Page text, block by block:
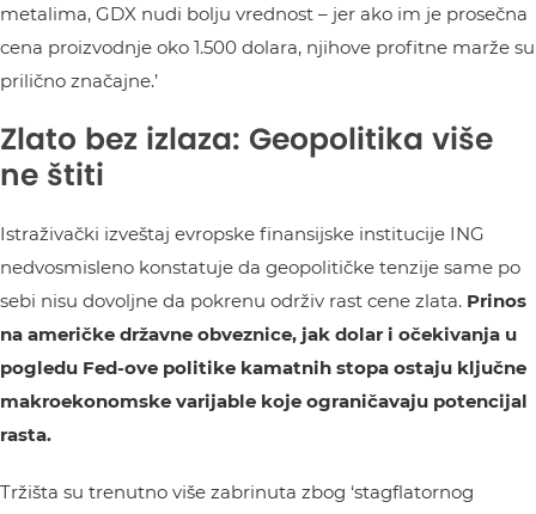
metalima, GDX nudi bolju vrednost – jer ako im je prosečna
cena proizvodnje oko 1.500 dolara, njihove profitne marže su
prilično značajne.’
Zlato bez izlaza: Geopolitika više
ne štiti
Istraživački izveštaj evropske finansijske institucije ING
nedvosmisleno konstatuje da geopolitičke tenzije same po
sebi nisu dovoljne da pokrenu održiv rast cene zlata. Prinos
na američke državne obveznice, jak dolar i očekivanja u
pogledu Fed-ove politike kamatnih stopa ostaju ključne
makroekonomske varijable koje ograničavaju potencijal
rasta.
Tržišta su trenutno više zabrinuta zbog ‘stagflatornog